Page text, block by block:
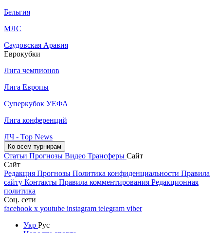
Бельгия
МЛС
Саудовская Аравия
Еврокубки
Лига чемпионов
Лига Европы
Суперкубок УЕФА
Лига конференций
ЛЧ - Top News
Ко всем турнирам
Статьи Прогнозы Видео Трансферы Сайт
Сайт
Редакция Прогнозы Политика конфиденциальности Правила
сайту Контакты Правила комментирования Редакционная
политика
Соц. сети
facebook x youtube instagram telegram viber
Укр Рус